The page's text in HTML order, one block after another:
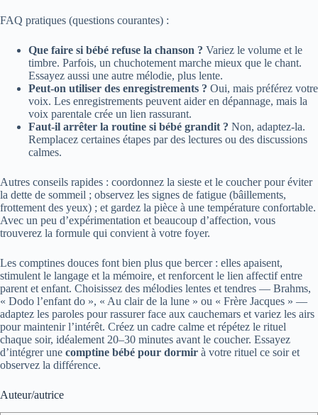
FAQ pratiques (questions courantes) :
Que faire si bébé refuse la chanson ? Variez le volume et le
timbre. Parfois, un chuchotement marche mieux que le chant.
Essayez aussi une autre mélodie, plus lente.
Peut-on utiliser des enregistrements ? Oui, mais préférez votre
voix. Les enregistrements peuvent aider en dépannage, mais la
voix parentale crée un lien rassurant.
Faut-il arrêter la routine si bébé grandit ? Non, adaptez-la.
Remplacez certaines étapes par des lectures ou des discussions
calmes.
Autres conseils rapides : coordonnez la sieste et le coucher pour éviter
la dette de sommeil ; observez les signes de fatigue (bâillements,
frottement des yeux) ; et gardez la pièce à une température confortable.
Avec un peu d’expérimentation et beaucoup d’affection, vous
trouverez la formule qui convient à votre foyer.
Les comptines douces font bien plus que bercer : elles apaisent,
stimulent le langage et la mémoire, et renforcent le lien affectif entre
parent et enfant. Choisissez des mélodies lentes et tendres — Brahms,
« Dodo l’enfant do », « Au clair de la lune » ou « Frère Jacques » —
adaptez les paroles pour rassurer face aux cauchemars et variez les airs
pour maintenir l’intérêt. Créez un cadre calme et répétez le rituel
chaque soir, idéalement 20–30 minutes avant le coucher. Essayez
d’intégrer une comptine bébé pour dormir à votre rituel ce soir et
observez la différence.
Auteur/autrice